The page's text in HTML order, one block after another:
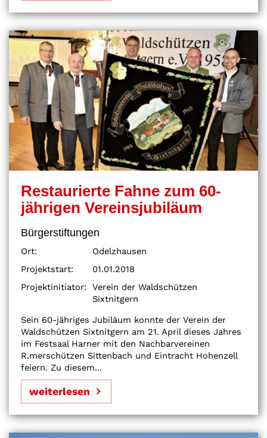
Restaurierte Fahne zum 60-
jährigen Vereinsjubiläum
Bürgerstiftungen
Ort:
Odelzhausen
Projektstart:
01.01.2018
Projektinitiator:
Verein der Waldschützen
Sixtnitgern
Sein 60-jähriges Jubiläum konnte der Verein der
Waldschützen Sixtnitgern am 21. April dieses Jahres
im Festsaal Harner mit den Nachbarvereinen
R.merschützen Sittenbach und Eintracht Hohenzell
feiern. Zu diesem...
weiterlesen